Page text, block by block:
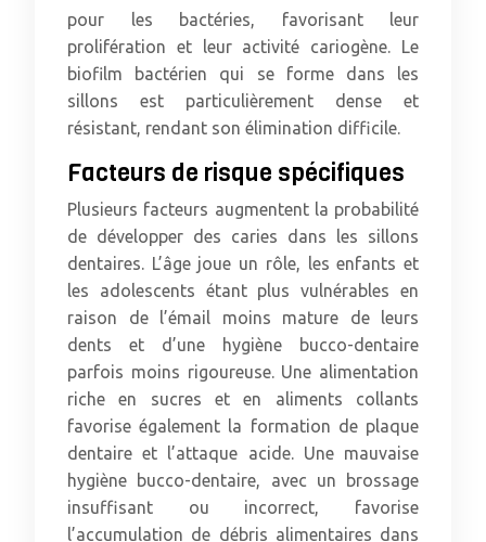
pour les bactéries, favorisant leur
prolifération et leur activité cariogène. Le
biofilm bactérien qui se forme dans les
sillons est particulièrement dense et
résistant, rendant son élimination difficile.
Facteurs de risque spécifiques
Plusieurs facteurs augmentent la probabilité
de développer des caries dans les sillons
dentaires. L’âge joue un rôle, les enfants et
les adolescents étant plus vulnérables en
raison de l’émail moins mature de leurs
dents et d’une hygiène bucco-dentaire
parfois moins rigoureuse. Une alimentation
riche en sucres et en aliments collants
favorise également la formation de plaque
dentaire et l’attaque acide. Une mauvaise
hygiène bucco-dentaire, avec un brossage
insuffisant ou incorrect, favorise
l’accumulation de débris alimentaires dans